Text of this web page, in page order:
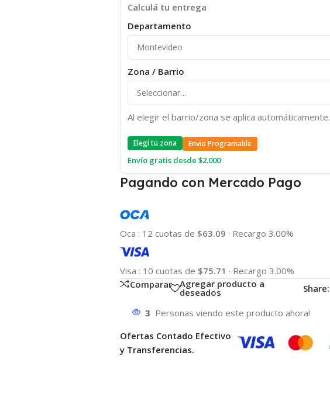
Calculá tu entrega
Departamento
Zona / Barrio
Al elegir el barrio/zona se aplica automáticamente.
Elegí tu zona Envio Programable
Envío gratis desde $2.000
Pagando con Mercado Pago
Oca : 12 cuotas de $63.09 · Recargo 3.00%
Visa : 10 cuotas de $75.71 · Recargo 3.00%
Comparar
Agregar producto a
deseados Share:
3 Personas viendo este producto ahora!
Ofertas Contado Efectivo
y Transferencias.